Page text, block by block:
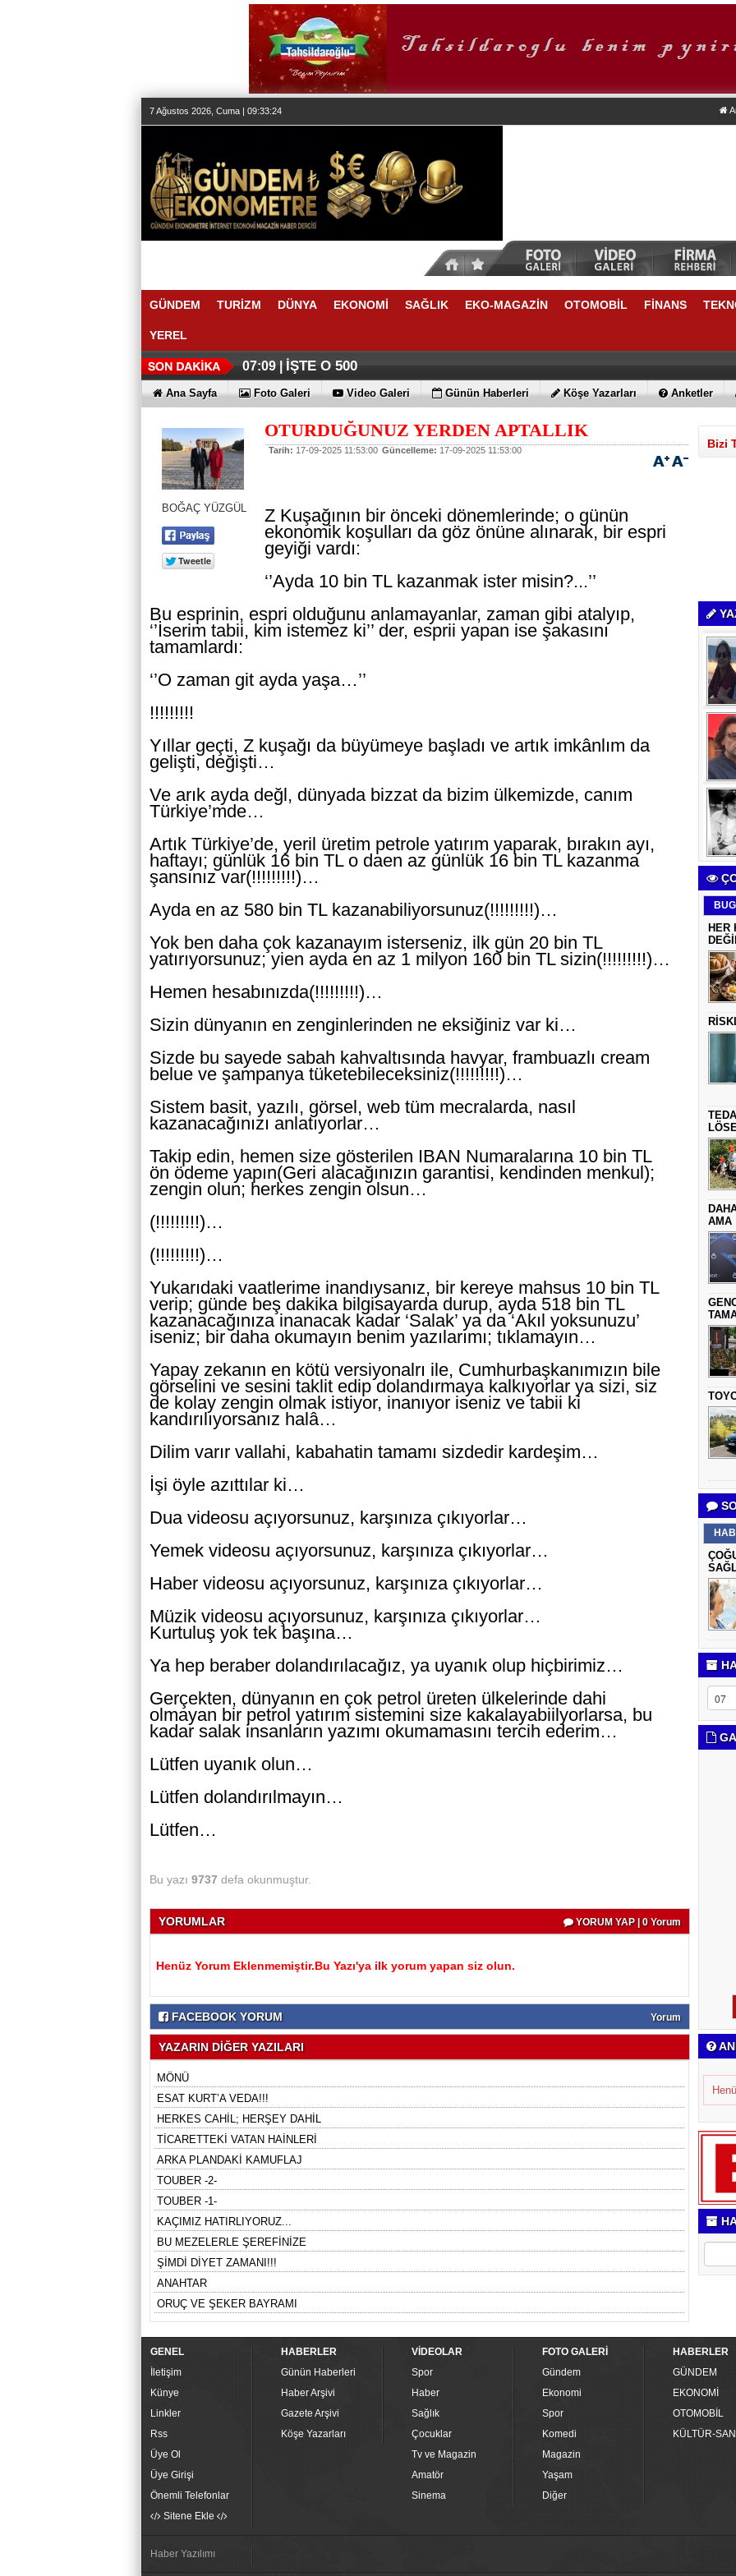
7 Ağustos 2026, Cuma | 09:33:24
GÜNDEM TURİZM DÜNYA EKONOMİ SAĞLIK EKO-MAGAZİN OTOMOBİL FİNANS
YEREL
07:09 | İŞTE O 500
Ana Sayfa Foto Galeri Video Galeri Günün Haberleri Köşe Yazarları Anketler
BOĞAÇ YÜZGÜL
OTURDUĞUNUZ YERDEN APTALLIK
Tarih: 17-09-2025 11:53:00 Güncelleme: 17-09-2025 11:53:00
Z Kuşağının bir önceki dönemlerinde; o günün
ekonomik koşulları da göz önüne alınarak, bir espri
geyiği vardı:
‘’Ayda 10 bin TL kazanmak ister misin?...’’
Bu esprinin, espri olduğunu anlamayanlar, zaman gibi atalyıp,
‘’İserim tabii, kim istemez ki’’ der, esprii yapan ise şakasını
tamamlardı:
‘’O zaman git ayda yaşa…’’
!!!!!!!!!
Yıllar geçti, Z kuşağı da büyümeye başladı ve artık imkânlım da
gelişti, değişti…
Ve arık ayda değl, dünyada bizzat da bizim ülkemizde, canım
Türkiye’mde…
Artık Türkiye’de, yeril üretim petrole yatırım yaparak, bırakın ayı,
haftayı; günlük 16 bin TL o daen az günlük 16 bin TL kazanma
şansınız var(!!!!!!!!!)…
Ayda en az 580 bin TL kazanabiliyorsunuz(!!!!!!!!!)…
Yok ben daha çok kazanayım isterseniz, ilk gün 20 bin TL
yatırıyorsunuz; yien ayda en az 1 milyon 160 bin TL sizin(!!!!!!!!!)…
Hemen hesabınızda(!!!!!!!!!)…
Sizin dünyanın en zenginlerinden ne eksiğiniz var ki…
Sizde bu sayede sabah kahvaltısında havyar, frambuazlı cream
belue ve şampanya tüketebileceksiniz(!!!!!!!!!)…
Sistem basit, yazılı, görsel, web tüm mecralarda, nasıl
kazanacağınızı anlatıyorlar…
Takip edin, hemen size gösterilen IBAN Numaralarına 10 bin TL
ön ödeme yapın(Geri alacağınızın garantisi, kendinden menkul);
zengin olun; herkes zengin olsun…
(!!!!!!!!!)…
(!!!!!!!!!)…
Yukarıdaki vaatlerime inandıysanız, bir kereye mahsus 10 bin TL
verip; günde beş dakika bilgisayarda durup, ayda 518 bin TL
kazanacağınıza inanacak kadar ‘Salak’ ya da ‘Akıl yoksunuzu’
iseniz; bir daha okumayın benim yazılarımı; tıklamayın…
Yapay zekanın en kötü versiyonalrı ile, Cumhurbaşkanımızın bile
görselini ve sesini taklit edip dolandırmaya kalkıyorlar ya sizi, siz
de kolay zengin olmak istiyor, inanıyor iseniz ve tabii ki
kandırılıyorsanız halâ…
Dilim varır vallahi, kabahatin tamamı sizdedir kardeşim…
İşi öyle azıttılar ki…
Dua videosu açıyorsunuz, karşınıza çıkıyorlar…
Yemek videosu açıyorsunuz, karşınıza çıkıyorlar…
Haber videosu açıyorsunuz, karşınıza çıkıyorlar…
Müzik videosu açıyorsunuz, karşınıza çıkıyorlar…
Kurtuluş yok tek başına…
Ya hep beraber dolandırılacağız, ya uyanık olup hiçbirimiz…
Gerçekten, dünyanın en çok petrol üreten ülkelerinde dahi
olmayan bir petrol yatırım sistemini size kakalayabiilyorlarsa, bu
kadar salak insanların yazımı okumamasını tercih ederim…
Lütfen uyanık olun…
Lütfen dolandırılmayın…
Lütfen…
Bu yazı 9737 defa okunmuştur.
YORUMLAR YORUM YAP | 0 Yorum
Henüz Yorum Eklenmemiştir.Bu Yazı'ya ilk yorum yapan siz olun.
FACEBOOK YORUM Yorum
YAZARIN DİĞER YAZILARI
MÖNÜ
ESAT KURT’A VEDA!!!
HERKES CAHİL; HERŞEY DAHİL
TİCARETTEKİ VATAN HAİNLERİ
ARKA PLANDAKİ KAMUFLAJ
TOUBER -2-
TOUBER -1-
KAÇIMIZ HATIRLIYORUZ...
BU MEZELERLE ŞEREFİNİZE
ŞİMDİ DİYET ZAMANI!!!
ANAHTAR
ORUÇ VE ŞEKER BAYRAMI
Bizi
HER
AMA
GENEL
İletişim
Künye
Linkler
Rss
Üye Ol
Üye Girişi
Önemli Telefonlar
Sitene Ekle
HABERLER
Günün Haberleri
Haber Arşivi
Gazete Arşivi
Köşe Yazarları
VİDEOLAR
Spor
Haber
Sağlık
Çocuklar
Tv ve Magazin
Amatör
Sinema
FOTO GALERİ
Gündem
Ekonomi
Spor
Komedi
Magazin
Yaşam
Diğer
HABERLER
GÜNDEM
EKONOMİ
OTOMOBİL
KÜLTÜR-
Haber Yazılımı